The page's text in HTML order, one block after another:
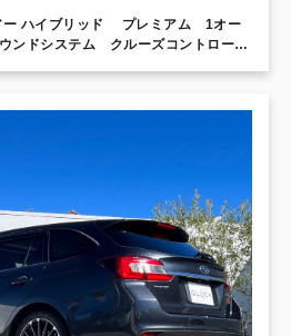
ー ハイブリッド プレミアム 1オー
ドシステム クルーズコントロー